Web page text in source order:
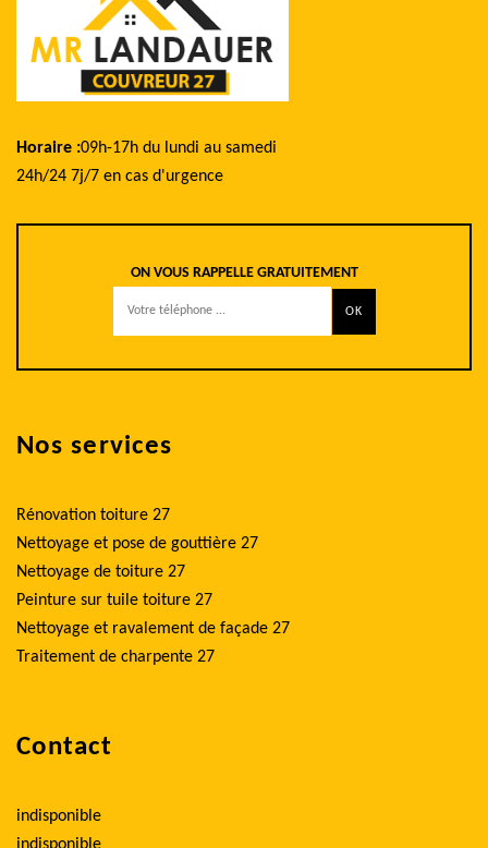
Horaire :09h-17h du lundi au samedi
24h/24 7j/7 en cas d'urgence
ON VOUS RAPPELLE GRATUITEMENT
Nos services
Rénovation toiture 27
Nettoyage et pose de gouttière 27
Nettoyage de toiture 27
Peinture sur tuile toiture 27
Nettoyage et ravalement de façade 27
Traitement de charpente 27
Contact
indisponible